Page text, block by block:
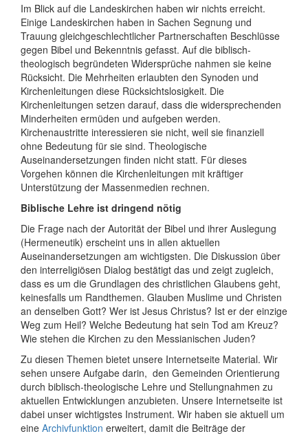
Im Blick auf die Landeskirchen haben wir nichts erreicht.
Einige Landeskirchen haben in Sachen Segnung und
Trauung gleichgeschlechtlicher Partnerschaften Beschlüsse
gegen Bibel und Bekenntnis gefasst. Auf die biblisch-
theologisch begründeten Widersprüche nahmen sie keine
Rücksicht. Die Mehrheiten erlaubten den Synoden und
Kirchenleitungen diese Rücksichtslosigkeit. Die
Kirchenleitungen setzen darauf, dass die widersprechenden
Minderheiten ermüden und aufgeben werden.
Kirchenaustritte interessieren sie nicht, weil sie finanziell
ohne Bedeutung für sie sind. Theologische
Auseinandersetzungen finden nicht statt. Für dieses
Vorgehen können die Kirchenleitungen mit kräftiger
Unterstützung der Massenmedien rechnen.
Biblische Lehre ist dringend nötig
Die Frage nach der Autorität der Bibel und ihrer Auslegung
(Hermeneutik) erscheint uns in allen aktuellen
Auseinandersetzungen am wichtigsten. Die Diskussion über
den interreligiösen Dialog bestätigt das und zeigt zugleich,
dass es um die Grundlagen des christlichen Glaubens geht,
keinesfalls um Randthemen. Glauben Muslime und Christen
an denselben Gott? Wer ist Jesus Christus? Ist er der einzige
Weg zum Heil? Welche Bedeutung hat sein Tod am Kreuz?
Wie stehen die Kirchen zu den Messianischen Juden?
Zu diesen Themen bietet unsere Internetseite Material. Wir
sehen unsere Aufgabe darin, den Gemeinden Orientierung
durch biblisch-theologische Lehre und Stellungnahmen zu
aktuellen Entwicklungen anzubieten. Unsere Internetseite ist
dabei unser wichtigstes Instrument. Wir haben sie aktuell um
eine Archivfunktion erweitert, damit die Beiträge der